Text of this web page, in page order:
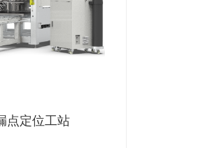
点定位工站